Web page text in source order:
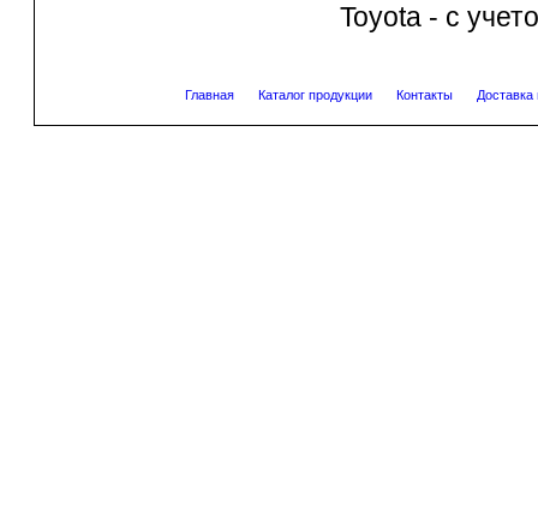
Toyota - с
Главная Каталог продукции Контакты Доставка